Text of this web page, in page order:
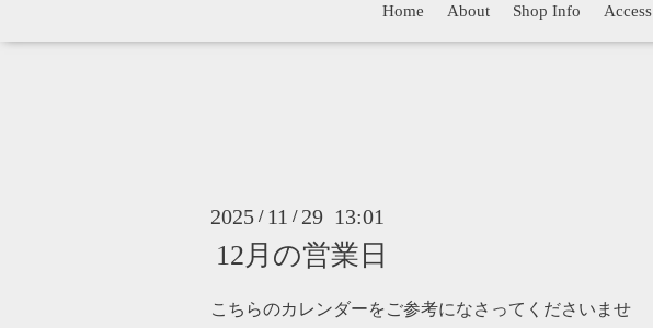
Home About Shop Info Access
2025 / 11 / 29 13:01
12月の営業日
こちらのカレンダーをご参考になさってくださいませ